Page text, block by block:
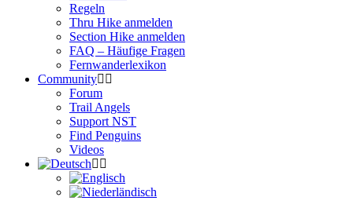
Regeln
Thru Hike anmelden
Section Hike anmelden
FAQ – Häufige Fragen
Fernwanderlexikon
Community
Forum
Trail Angels
Support NST
Find Penguins
Videos